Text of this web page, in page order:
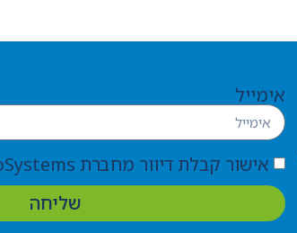
אימייל
אישור קבלת דיוור מחברת RilEcoSystems
שליחה